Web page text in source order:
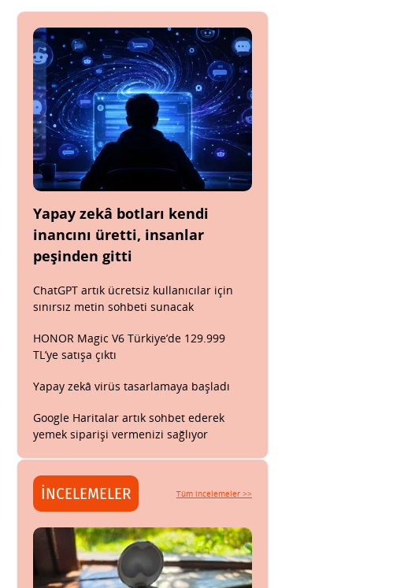
Yapay zekâ botları kendi
inancını üretti, insanlar
peşinden gitti
ChatGPT artık ücretsiz kullanıcılar için
sınırsız metin sohbeti sunacak
HONOR Magic V6 Türkiye’de 129.999
TL’ye satışa çıktı
Yapay zekâ virüs tasarlamaya başladı
Google Haritalar artık sohbet ederek
yemek siparişi vermenizi sağlıyor
İNCELEMELER Tüm incelemeler >>